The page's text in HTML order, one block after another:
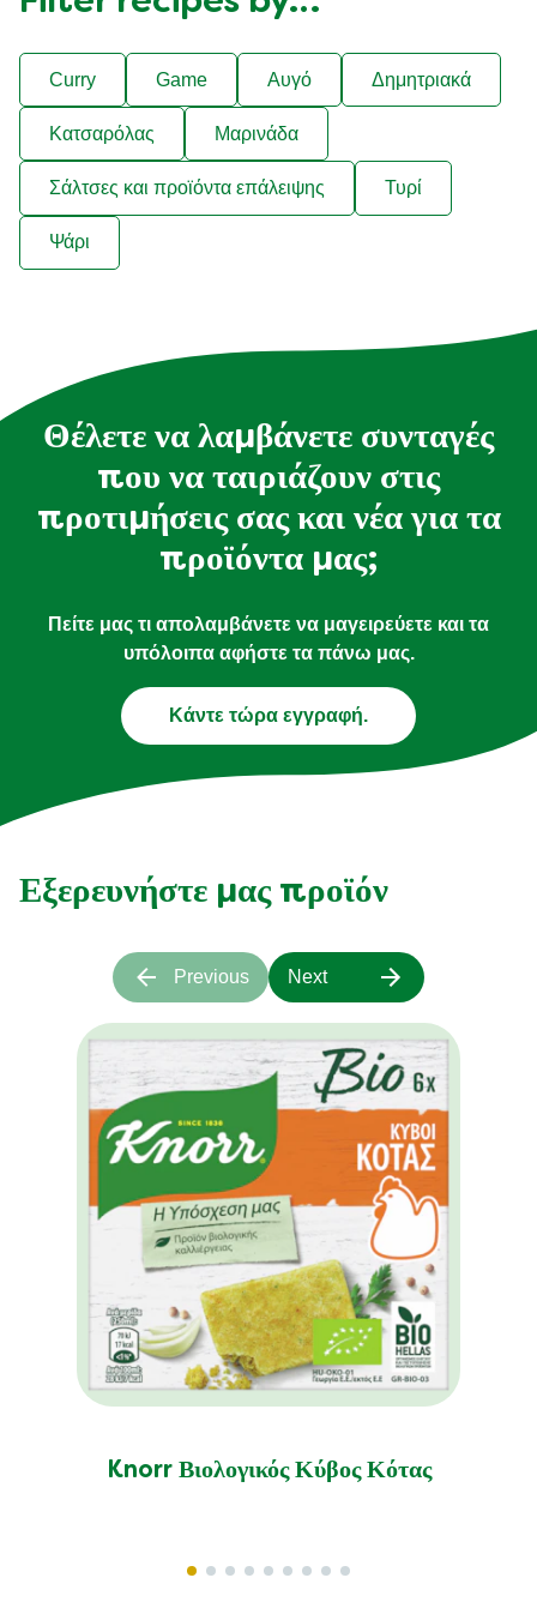
Curry Game Αυγό Δημητριακά
Κατσαρόλας Μαρινάδα
Σάλτσες και προϊόντα επάλειψης Τυρί
Ψάρι
Θέλετε να λαμβάνετε συνταγές
που να ταιριάζουν στις
προτιμήσεις σας και νέα για τα
προϊόντα μας;
Πείτε μας τι απολαμβάνετε να μαγειρεύετε και τα
υπόλοιπα αφήστε τα πάνω μας.
Κάντε τώρα εγγραφή.
Εξερευνήστε μας προϊόν
Knorr Βιολογικός Κύβος Κότας
Previous Next